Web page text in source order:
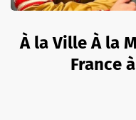
À la Ville À la
France